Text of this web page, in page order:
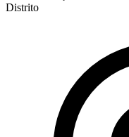
Distrito